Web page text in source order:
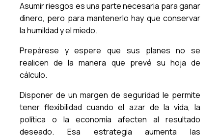
Asumir riesgos es una parte necesaria para ganar
dinero, pero para mantenerlo hay que conservar
la humildad y el miedo.
Prepárese y espere que sus planes no se
realicen de la manera que prevé su hoja de
cálculo.
Disponer de un margen de seguridad le permite
tener flexibilidad cuando el azar de la vida, la
política o la economía afecten al resultado
deseado. Esa estrategia aumenta las